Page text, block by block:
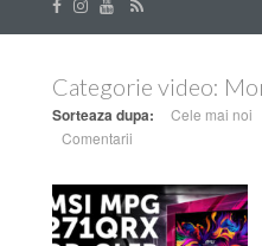
Categorie video:
Sorteaza dupa: Cele mai noi
Comentarii